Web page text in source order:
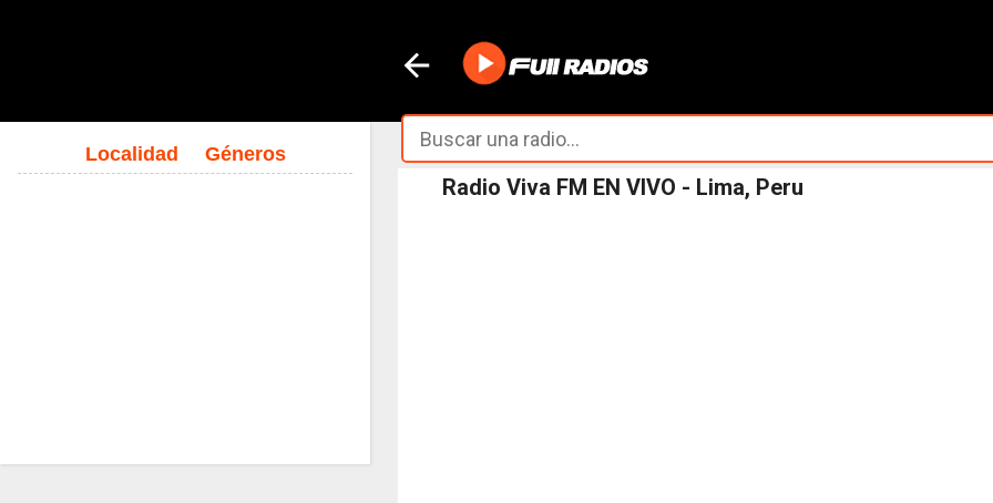
Radio Viva FM EN VIVO - Lima, Peru
Localidad Géneros